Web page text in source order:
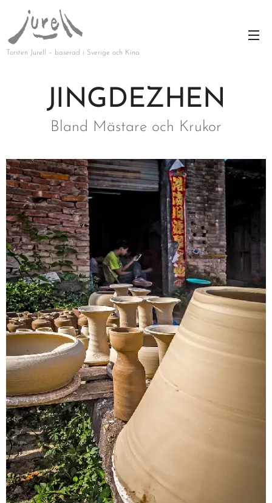
Torsten Jurell – baserad i Sverige och Kina
JINGDEZHEN
Bland Mästare och Krukor